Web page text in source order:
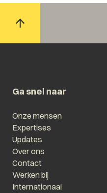
Ga snel naar
Onze mensen
Expertises
Updates
Over ons
Contact
Werken bij
Internationaal